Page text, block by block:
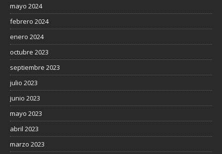
mayo 2024
febrero 2024
enero 2024
octubre 2023
septiembre 2023
julio 2023
junio 2023
mayo 2023
abril 2023
marzo 2023